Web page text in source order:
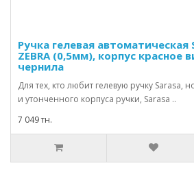
Ручка гелевая автоматическая
ZEBRA (0,5мм), корпус красное
чернила
Для тех, кто любит гелевую ручку Sarasa,
и утонченного корпуса ручки, Sarasa ..
7 049 тн.